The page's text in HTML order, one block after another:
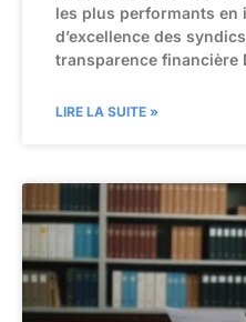
les plus performants en
d’excellence des
transparence financière
LIRE LA SUITE »